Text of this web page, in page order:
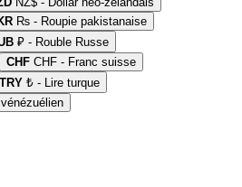
₨ - Roupie pakistanaise
₽ - Rouble Russe
CHF CHF - Franc suisse
TRY ₺ - Lire turque